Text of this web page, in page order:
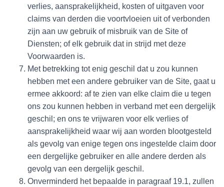
verlies, aansprakelijkheid, kosten of uitgaven voor
claims van derden die voortvloeien uit of verbonden
zijn aan uw gebruik of misbruik van de Site of
Diensten; of elk gebruik dat in strijd met deze
Voorwaarden is.
Met betrekking tot enig geschil dat u zou kunnen
hebben met een andere gebruiker van de Site, gaat u
ermee akkoord: af te zien van elke claim die u tegen
ons zou kunnen hebben in verband met een dergelijk
geschil; en ons te vrijwaren voor elk verlies of
aansprakelijkheid waar wij aan worden blootgesteld
als gevolg van enige tegen ons ingestelde claim door
een dergelijke gebruiker en alle andere derden als
gevolg van een dergelijk geschil.
Onverminderd het bepaalde in paragraaf 19.1, zullen